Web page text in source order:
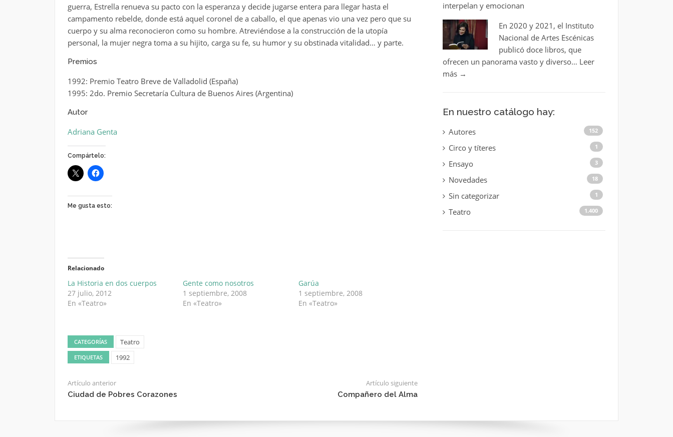
guerra, Estrella renueva su pacto con la esperanza y decide jugarse entera para llegar hasta el
campamento rebelde, donde está aquel coronel de a caballo, el que apenas vio una vez pero que su
cuerpo y su alma reconocieron como su hombre. Atreviéndose a la construcción de la utopía
personal, la mujer negra toma a su hijito, carga su fe, su humor y su obstinada vitalidad… y parte.
Premios
1992: Premio Teatro Breve de Valladolid (España)
1995: 2do. Premio Secretaría Cultura de Buenos Aires (Argentina)
Autor
Adriana Genta
Compártelo:
Me gusta esto:
Relacionado
La Historia en dos cuerpos
27 julio, 2012
En «Teatro»
Gente como nosotros
1 septiembre, 2008
En «Teatro»
Garúa
1 septiembre, 2008
En «Teatro»
CATEGORÍAS Teatro
ETIQUETAS 1992
Artículo anterior
Ciudad de Pobres Corazones
Artículo siguiente
Compañero del Alma
interpelan y emocionan
En 2020 y 2021, el Instituto
Nacional de Artes Escénicas
publicó doce libros, que
ofrecen un panorama vasto y diverso… Leer
más →
En nuestro catálogo hay:
Autores 152
Circo y títeres 1
Ensayo 3
Novedades 18
Sin categorizar 1
Teatro 1.400